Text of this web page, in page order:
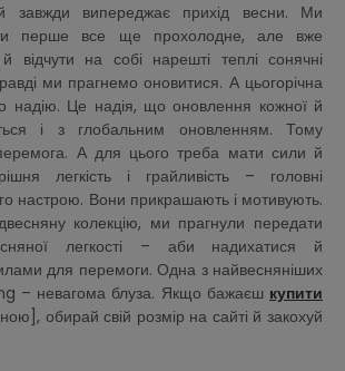
завжди випереджає прихід весни. Ми
перше все ще прохолодне, але вже
відчути на собі нарешті теплі сонячні
ми прагнемо оновитися. А цьогорічна
Це надія, що оновлення кожної й
і з глобальним оновленням. Тому
А для цього треба мати сили й
легкість і грайливість – головні
настрою. Вони прикрашають і мотивують.
колекцію, ми прагнули передати
легкості – аби надихатися й
для перемоги. Одна з найвесняніших
– невагома блуза. Якщо бажаєш купити
обирай свій розмір на сайті й закохуй